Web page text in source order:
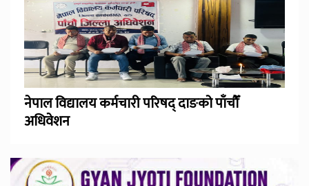
नेपाल विद्यालय कर्मचारी परिषद् दाङको पाँचौँ
अधिवेशन